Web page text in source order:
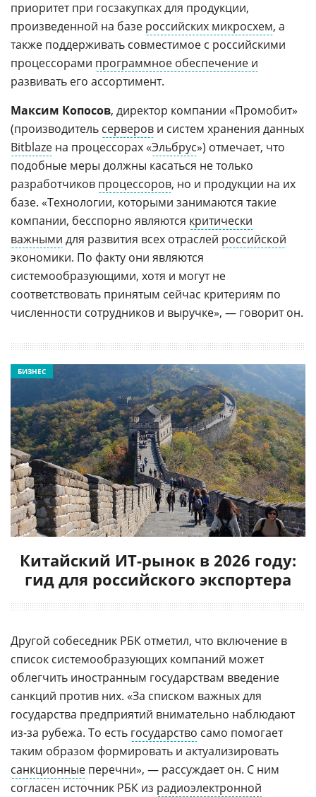
приоритет при госзакупках для продукции,
произведенной на базе российских микросхем, а
также поддерживать совместимое с российскими
процессорами программное обеспечение и
развивать его ассортимент.
Максим Копосов, директор компании «Промобит»
(производитель серверов и систем хранения данных
Bitblaze на процессорах «Эльбрус») отмечает, что
подобные меры должны касаться не только
разработчиков процессоров, но и продукции на их
базе. «Технологии, которыми занимаются такие
компании, бесспорно являются критически
важными для развития всех отраслей российской
экономики. По факту они являются
системообразующими, хотя и могут не
соответствовать принятым сейчас критериям по
численности сотрудников и выручке», — говорит он.
Китайский ИТ-рынок в 2026 году:
гид для российского экспортера
БИЗНЕС
Другой собеседник РБК отметил, что включение в
список системообразующих компаний может
облегчить иностранным государствам введение
санкций против них. «За списком важных для
государства предприятий внимательно наблюдают
из-за рубежа. То есть государство само помогает
таким образом формировать и актуализировать
санкционные перечни», — рассуждает он. С ним
согласен источник РБК из радиоэлектронной